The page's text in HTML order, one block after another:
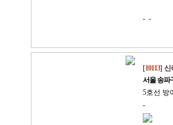
- -
[10113] 신
서울 송파
5호선 방
-